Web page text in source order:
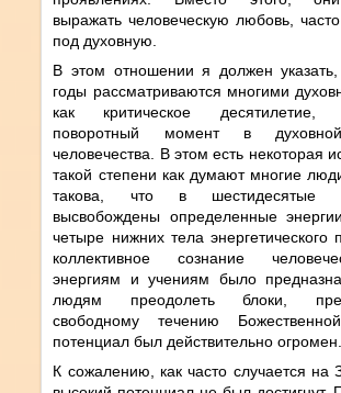
выражать человеческую любовь,
под духовную.
В этом отношении я должен
годы рассматриваются многими
как критическое десятилетие,
поворотный момент в
человечества. В этом есть некоторая
такой степени как думают многие
такова, что в шестидесятые
высвобождены определенные
четыре нижних тела
коллективное сознание
энергиям и учениям было
людям преодолеть блоки,
свободному течению
потенциал был действительно огромен.
К сожалению, как часто случается на